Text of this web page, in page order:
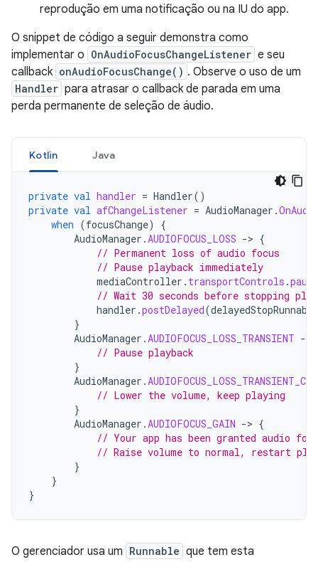
reprodução em uma notificação ou na IU do app.
O snippet de código a seguir demonstra como
implementar o OnAudioFocusChangeListener e seu
callback onAudioFocusChange() . Observe o uso de um
Handler para atrasar o callback de parada em uma
perda permanente de seleção de áudio.
Kotlin Java
private val handler = Handler()
private val afChangeListener = AudioManager .
when (focusChange)
{
AudioManager .AUDIOFOCUS_LOSS -> {
// Permanent loss of audio focus
// Pause playback immediately
mediaController . transportControls .pause
// Wait 30 seconds before stopping
handler .postDelayed(delayedStopRunnable
}
AudioManager .AUDIOFOCUS_LOSS_TRANSIENT -
// Pause playback
}
AudioManager .
// Lower the volume, keep playing
}
AudioManager .AUDIOFOCUS_GAIN -> {
// Your app has been granted audio
// Raise volume to normal, restart
}
}
}
O gerenciador usa um Runnable que tem esta